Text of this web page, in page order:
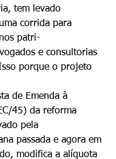
tem levado
corrida para
patri-
e consultorias
porque o projeto
de Emenda à
45) da reforma
pela
passada e agora em
modifica a alíquota